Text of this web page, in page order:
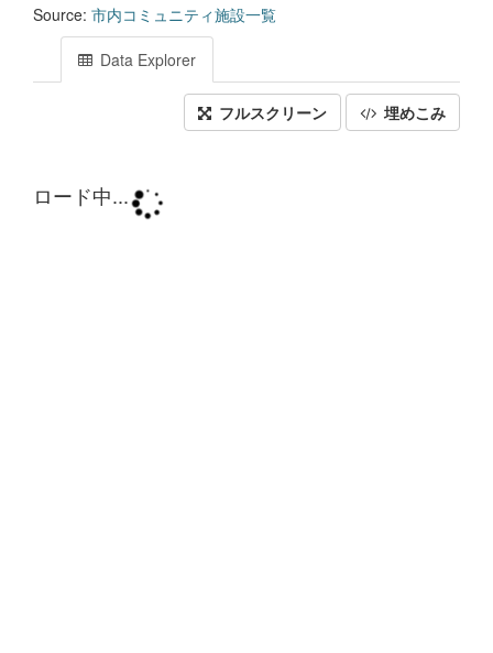
Source: 市内コミュニティ施設一覧
Data Explorer
フルスクリーン 埋めこみ